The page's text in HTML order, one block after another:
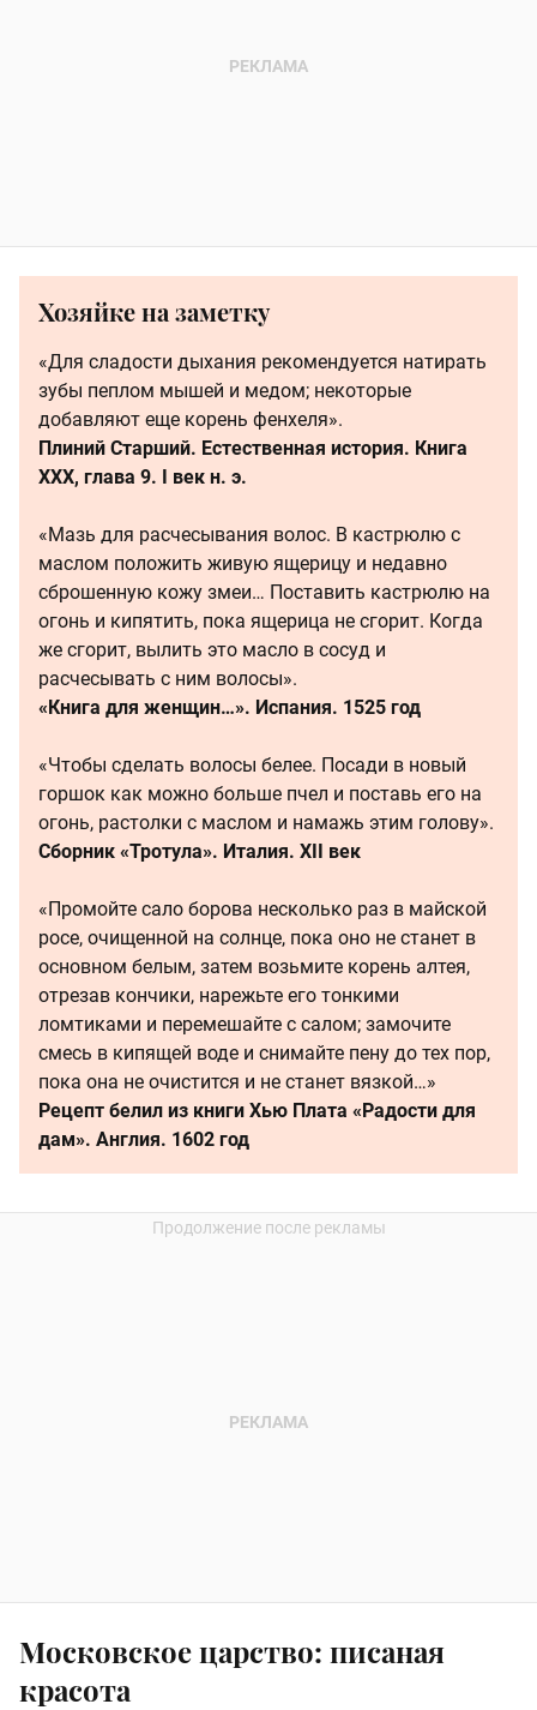
Хозяйке на заметку
«Для сладости дыхания рекомендуется натирать
зубы пеплом мышей и медом; некоторые
добавляют еще корень фенхеля».
Плиний Старший. Естественная история. Книга
XXX, глава 9. I век н. э.
«Мазь для расчесывания волос. В кастрюлю с
маслом положить живую ящерицу и недавно
сброшенную кожу змеи… Поставить кастрюлю на
огонь и кипятить, пока ящерица не сгорит. Когда
же сгорит, вылить это масло в сосуд и
расчесывать с ним волосы».
«Книга для женщин…». Испания. 1525 год
«Чтобы сделать волосы белее. Посади в новый
горшок как можно больше пчел и поставь его на
огонь, растолки с маслом и намажь этим голову».
Сборник «Тротула». Италия. XII век
«Промойте сало борова несколько раз в майской
росе, очищенной на солнце, пока оно не станет в
основном белым, затем возьмите корень алтея,
отрезав кончики, нарежьте его тонкими
ломтиками и перемешайте с салом; замочите
смесь в кипящей воде и снимайте пену до тех пор,
пока она не очистится и не станет вязкой…»
Рецепт белил из книги Хью Плата «Радости для
дам». Англия. 1602 год
Московское царство: писаная
красота